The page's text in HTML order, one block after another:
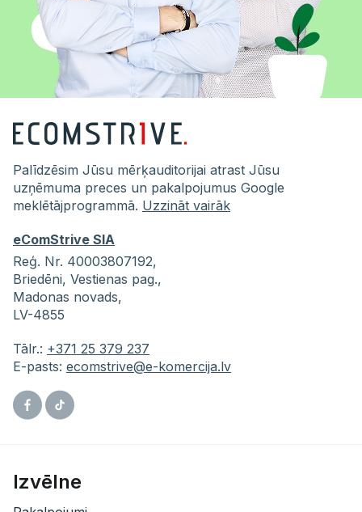
Palīdzēsim Jūsu mērķauditorijai atrast Jūsu
uzņēmuma preces un pakalpojumus Google
meklētājprogrammā. Uzzināt vairāk
eComStrive SIA
Reģ. Nr. 40003807192,
Briedēni, Vestienas pag.,
Madonas novads,
LV-4855
Tālr.: +371 25 379 237
E-pasts: ecomstrive@e-komercija.lv
Facebook
Tiktok
Izvēlne